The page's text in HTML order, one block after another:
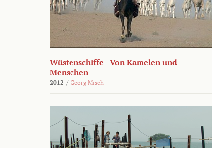
Wüstenschiffe - Von Kamelen und
Menschen
2012 / Georg Misch